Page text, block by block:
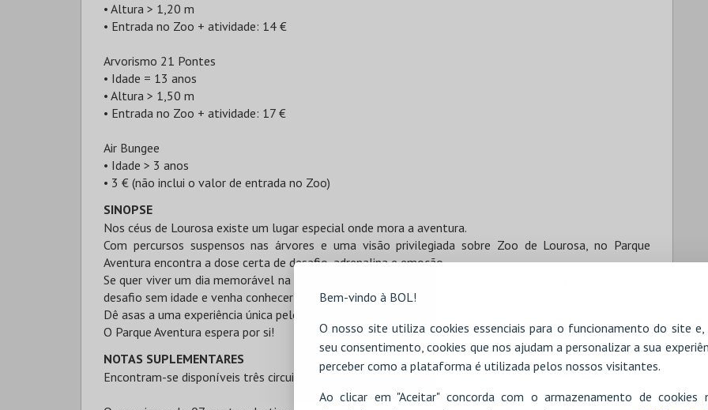
Bem-vindo à BOL!
O nosso site utiliza cookies essenciais para o funcionamento do site
seu consentimento, cookies que nos ajudam a personalizar a sua
perceber como a plataforma é utilizada pelos nossos visitantes.
Ao clicar em "Aceitar" concorda com o armazenamento de cookies
• Altura > 1,20 m
• Entrada no Zoo + atividade: 14 €
Arvorismo 21 Pontes
• Idade = 13 anos
• Altura > 1,50 m
• Entrada no Zoo + atividade: 17 €
Air Bungee
• Idade > 3 anos
• 3 € (não inclui o valor de entrada no Zoo)
SINOPSE
Nos céus de Lourosa existe um lugar especial onde mora a aventura.
Com percursos suspensos nas árvores e uma visão privilegiada sobre Zoo de Lourosa, no Parque
Aventura encontra a dose certa de desafio, adrenalina e emoção.
Se quer viver um dia memorável na companhia das aves mais charmosas do planeta, aventure-se a um
desafio sem idade e venha conhecer os recantos do único Parque Ornitológico do país.
Dê asas a uma experiência única pelos céus do Zoo de Lourosa.
O Parque Aventura espera por si!
NOTAS SUPLEMENTARES
Encontram-se disponíveis três circuitos de arvorismo: de 7 pontes, 10 pontes e 21 pontes